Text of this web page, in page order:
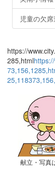
児童の欠
https://
285,html
献立・写真